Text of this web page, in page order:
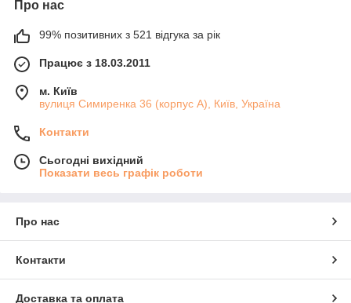
Про нас
99% позитивних з 521 відгука за рік
Працює з 18.03.2011
м. Київ
вулиця Симиренка 36 (корпус А), Київ, Україна
Контакти
Сьогодні вихідний
Показати весь графік роботи
Про нас
Контакти
Доставка та оплата